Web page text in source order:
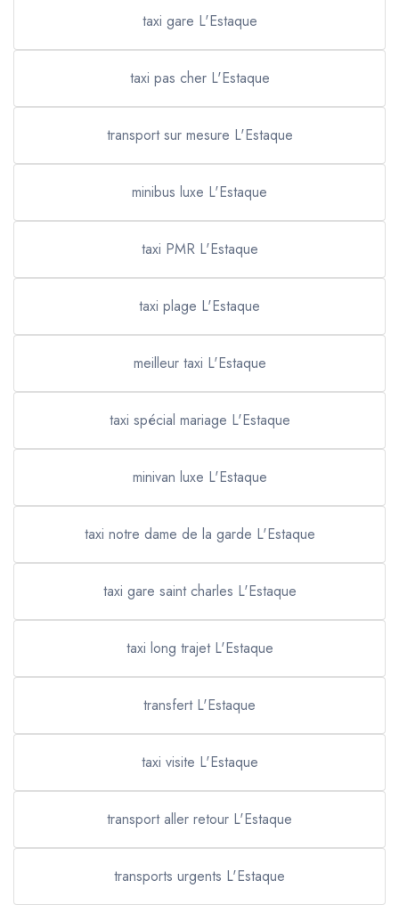
taxi gare L'Estaque
taxi pas cher L'Estaque
transport sur mesure L'Estaque
minibus luxe L'Estaque
taxi PMR L'Estaque
taxi plage L'Estaque
meilleur taxi L'Estaque
taxi spécial mariage L'Estaque
minivan luxe L'Estaque
taxi notre dame de la garde L'Estaque
taxi gare saint charles L'Estaque
taxi long trajet L'Estaque
transfert L'Estaque
taxi visite L'Estaque
transport aller retour L'Estaque
transports urgents L'Estaque